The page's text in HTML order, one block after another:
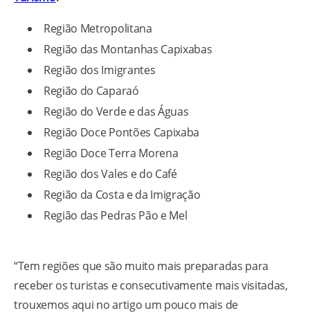
Região Metropolitana
Região das Montanhas Capixabas
Região dos Imigrantes
Região do Caparaó
Região do Verde e das Águas
Região Doce Pontões Capixaba
Região Doce Terra Morena
Região dos Vales e do Café
Região da Costa e da Imigração
Região das Pedras Pão e Mel
“Tem regiões que são muito mais preparadas para
receber os turistas e consecutivamente mais visitadas,
trouxemos aqui no artigo um pouco mais de